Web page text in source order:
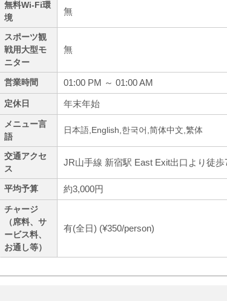
無料Wi-Fi環
境
無
スポーツ観
戦用大型モ
ニター
無
営業時間 01:00 PM ～ 01:00 AM
定休日 年末年始
メニュー言
語
日本語,English,한국어,简体中文,繁体
交通アクセ
ス
JR山手線 新宿駅 East Exit出口より徒歩
平均予算 約3,000円
チャージ
（席料、サ
ービス料、
お通し等）
有(全日) (¥350/person)